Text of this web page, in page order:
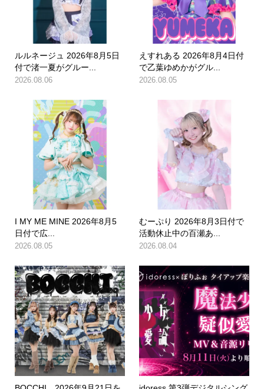
ルルネージュ 2026年8月5日
付で渚一夏がグルー...
2026.08.06
えすれある 2026年8月4日付
で乙葉ゆめかがグル...
2026.08.05
I MY ME MINE 2026年8月5
日付で広...
2026.08.05
むーぷり 2026年8月3日付で
活動休止中の百瀬あ...
2026.08.04